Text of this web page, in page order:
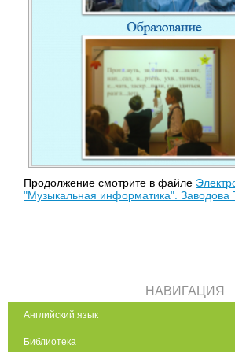
Продолжение смотрите в файле
"Музыкальная информатика". Заводова
НАВИГАЦИЯ
Английский язык
Библиотека